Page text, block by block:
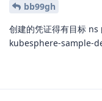
bb99gh
创建的凭证得有目标
kubesphere-sample-